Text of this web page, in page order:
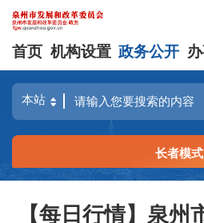
首页 机构设置 政务公开
长者模式
【每日行情】泉州